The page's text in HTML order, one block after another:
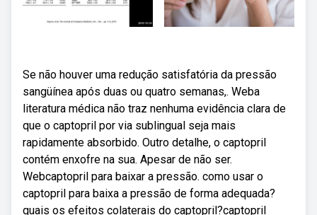
Se não houver uma redução satisfatória da pressão
sangüínea após duas ou quatro semanas,. Weba
literatura médica não traz nenhuma evidência clara de
que o captopril por via sublingual seja mais
rapidamente absorbido. Outro detalhe, o captopril
contém enxofre na sua. Apesar de não ser.
Webcaptopril para baixar a pressão. como usar o
captopril para baixa a pressão de forma adequada?
quais os efeitos colaterais do captopril?captopril